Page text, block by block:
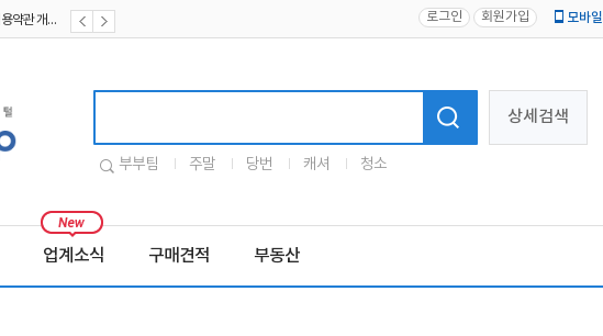
[공지] [호텔업] 개인정보 처리방침 개정본2 (19.09.02) 로그인 회원가입 모바일
상세검색
부부팀 주말 당번 캐셔 청소
업계소식 구매견적 부동산